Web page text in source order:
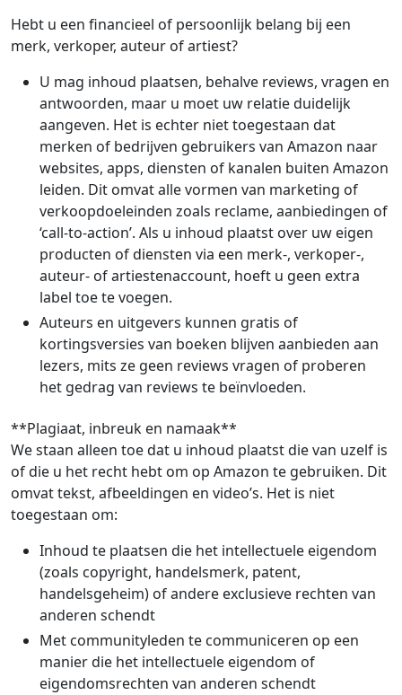
Hebt u een financieel of persoonlijk belang bij een
merk, verkoper, auteur of artiest?
U mag inhoud plaatsen, behalve reviews, vragen en
antwoorden, maar u moet uw relatie duidelijk
aangeven. Het is echter niet toegestaan dat
merken of bedrijven gebruikers van Amazon naar
websites, apps, diensten of kanalen buiten Amazon
leiden. Dit omvat alle vormen van marketing of
verkoopdoeleinden zoals reclame, aanbiedingen of
‘call-to-action’. Als u inhoud plaatst over uw eigen
producten of diensten via een merk-, verkoper-,
auteur- of artiestenaccount, hoeft u geen extra
label toe te voegen.
Auteurs en uitgevers kunnen gratis of
kortingsversies van boeken blijven aanbieden aan
lezers, mits ze geen reviews vragen of proberen
het gedrag van reviews te beïnvloeden.
**Plagiaat, inbreuk en namaak**
We staan alleen toe dat u inhoud plaatst die van uzelf is
of die u het recht hebt om op Amazon te gebruiken. Dit
omvat tekst, afbeeldingen en video’s. Het is niet
toegestaan om:
Inhoud te plaatsen die het intellectuele eigendom
(zoals copyright, handelsmerk, patent,
handelsgeheim) of andere exclusieve rechten van
anderen schendt
Met communityleden te communiceren op een
manier die het intellectuele eigendom of
eigendomsrechten van anderen schendt